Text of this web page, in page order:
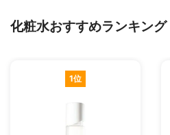
化粧水おすすめランキング
1位